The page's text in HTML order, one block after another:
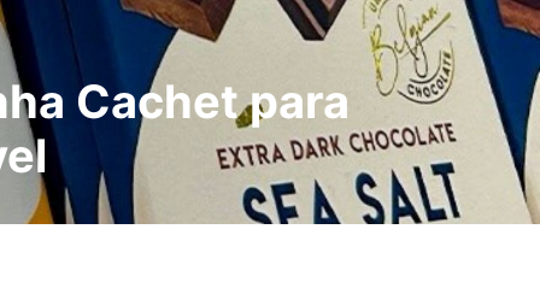
Cachet para